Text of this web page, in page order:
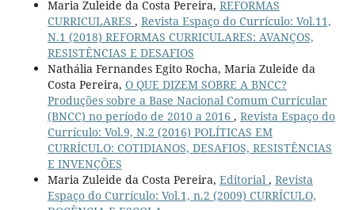
Maria Zuleide da Costa Pereira, REFORMAS
CURRICULARES , Revista Espaço do Currículo: Vol.11,
N.1 (2018) REFORMAS CURRICULARES: AVANÇOS,
RESISTÊNCIAS E DESAFIOS
Nathália Fernandes Egito Rocha, Maria Zuleide da
Costa Pereira, O QUE DIZEM SOBRE A BNCC?
Produções sobre a Base Nacional Comum Curricular
(BNCC) no período de 2010 a 2016 , Revista Espaço do
Currículo: Vol.9, N.2 (2016) POLÍTICAS EM
CURRÍCULO: COTIDIANOS, DESAFIOS, RESISTÊNCIAS
E INVENÇÕES
Maria Zuleide da Costa Pereira, Editorial , Revista
Espaço do Currículo: Vol.1, n.2 (2009) CURRÍCULO,